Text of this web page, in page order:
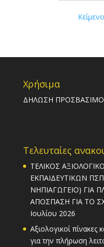
Χρήσιμα
ΔΗΛΩΣΗ
Τελευταίες
ΤΕΛΙΚΟΣ
ΕΚΠΑΙΔΕΥΤΙΚΩΝ
ΝΗΠΙΑΓΩΓΕΙΟ)
ΑΠΟΣΠΑΣΗ ΓΙΑ ΤΟ
Ιουλίου 2026
Αξιολογικοί
για την πλήρωση